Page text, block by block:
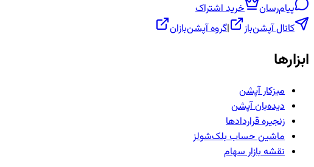
پیام‌رسان
خرید اشتراک
کانال آپشن‌باز
|گروه آپشن‌بازان
ابزارها
میزکار آپشن
دیده‌بان آپشن
زنجیره قراردادها
ماشین حساب بلک‌شولز
نقشه بازار سهام